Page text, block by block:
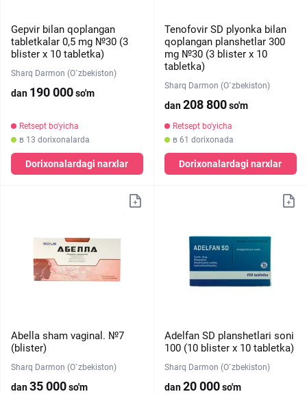
Gepvir bilan qoplangan
tabletkalar 0,5 mg №30 (3
blister х 10 tabletka)
Sharq Darmon (O`zbekiston)
dan 190 000so'm
Retsept bo'yicha
в 13 dorixonalarda
Dorixonalardagi narxlar
Tenofovir SD plyonka bilan
qoplangan planshetlar 300
mg №30 (3 blister х 10
tabletka)
Sharq Darmon (O`zbekiston)
dan208 800so'm
Retsept bo'yicha
в 61 dorixonada
Dorixonalardagi narxlar
Abella sham vaginal. №7
(blister)
Sharq Darmon (O`zbekiston)
dan35 000so'm
Adelfan SD planshetlari soni
100 (10 blister х 10 tabletka)
Sharq Darmon (O`zbekiston)
dan20 000so'm